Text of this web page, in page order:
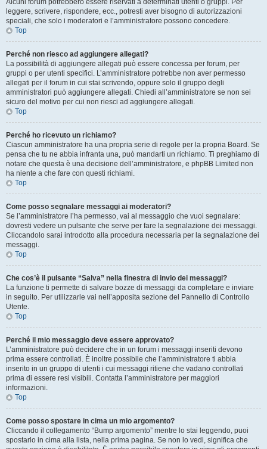
Alcuni forum potrebbero essere riservati a determinati utenti o gruppi. Per
leggere, scrivere, rispondere, ecc., potresti aver bisogno di autorizzazioni
speciali, che solo i moderatori e l’amministratore possono concedere.
Top
Perché non riesco ad aggiungere allegati?
La possibilità di aggiungere allegati può essere concessa per forum, per
gruppi o per utenti specifici. L’amministratore potrebbe non aver permesso
allegati per il forum in cui stai scrivendo, oppure solo il gruppo degli
amministratori può aggiungere allegati. Chiedi all’amministratore se non sei
sicuro del motivo per cui non riesci ad aggiungere allegati.
Top
Perché ho ricevuto un richiamo?
Ciascun amministratore ha una propria serie di regole per la propria Board. Se
pensa che tu ne abbia infranta una, può mandarti un richiamo. Ti preghiamo di
notare che questa è una decisione dell’amministratore, e phpBB Limited non
ha niente a che fare con questi richiami.
Top
Come posso segnalare messaggi ai moderatori?
Se l’amministratore l’ha permesso, vai al messaggio che vuoi segnalare:
dovresti vedere un pulsante che serve per fare la segnalazione dei messaggi.
Cliccandolo sarai introdotto alla procedura necessaria per la segnalazione dei
messaggi.
Top
Che cos’è il pulsante “Salva” nella finestra di invio dei messaggi?
La funzione ti permette di salvare bozze di messaggi da completare e inviare
in seguito. Per utilizzarle vai nell’apposita sezione del Pannello di Controllo
Utente.
Top
Perché il mio messaggio deve essere approvato?
L’amministratore può decidere che in un forum i messaggi inseriti devono
prima essere controllati. È inoltre possibile che l’amministratore ti abbia
inserito in un gruppo di utenti i cui messaggi ritiene che vadano controllati
prima di essere resi visibili. Contatta l’amministratore per maggiori
informazioni.
Top
Come posso spostare in cima un mio argomento?
Cliccando il collegamento “Bump argomento” mentre lo stai leggendo, puoi
spostarlo in cima alla lista, nella prima pagina. Se non lo vedi, significa che